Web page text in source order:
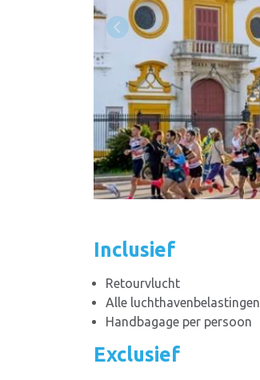
Inclusief
Retourvlucht
Alle luchthavenbelastingen
Handbagage per persoon
Exclusief